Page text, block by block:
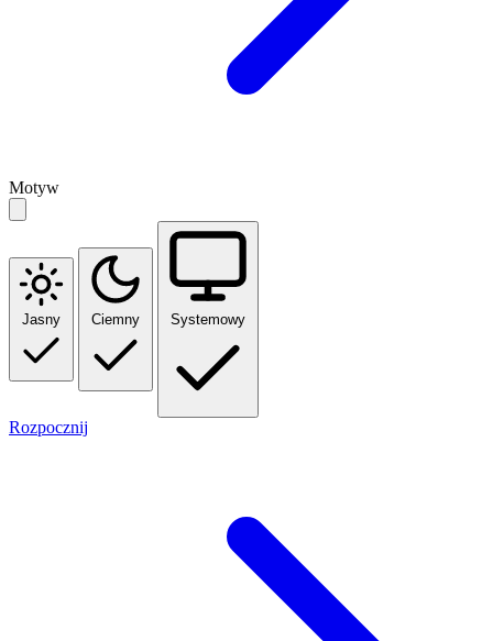
Motyw
Jasny Ciemny Systemowy
Rozpocznij